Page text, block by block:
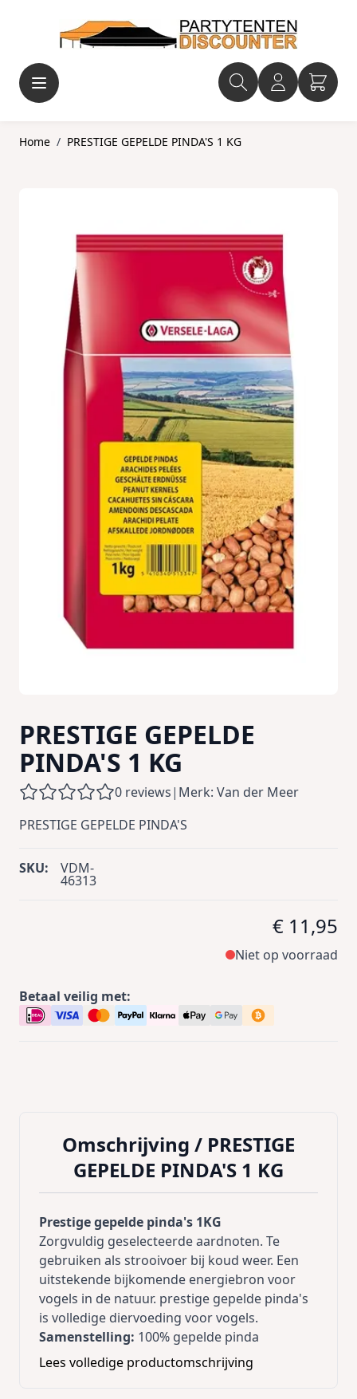
Home / PRESTIGE GEPELDE PINDA'S 1 KG
PRESTIGE GEPELDE
PINDA'S 1 KG
0 reviews| Merk: Van der Meer
PRESTIGE GEPELDE PINDA'S
SKU: VDM-
46313
€ 11,95
Niet op voorraad
Betaal veilig met:
Omschrijving / PRESTIGE
GEPELDE PINDA'S 1 KG
Prestige gepelde pinda's 1KG
Zorgvuldig geselecteerde aardnoten. Te
gebruiken als strooivoer bij koud weer. Een
uitstekende bijkomende energiebron voor
vogels in de natuur. prestige gepelde pinda's
is volledige diervoeding voor vogels.
Samenstelling: 100% gepelde pinda
Lees volledige productomschrijving